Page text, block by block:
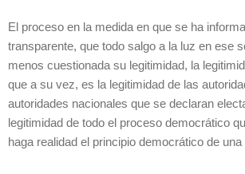
El proceso en la medida en que se ha
transparente, que todo salgo a la luz en ese
menos cuestionada su legitimidad, la
que a su vez, es la legitimidad de las
autoridades nacionales que se declaran
legitimidad de todo el proceso democrático
haga realidad el principio democrático de